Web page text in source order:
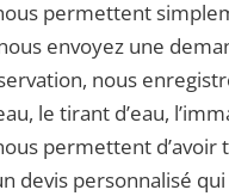
permettent
envoyez une
nous
le tirant d’eau,
permettent
devis personnalisé